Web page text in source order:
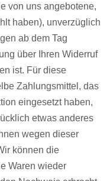
von uns angebotene,
haben), unverzüglich
ab dem Tag
über Ihren Widerruf
ist. Für diese
Zahlungsmittel, das
eingesetzt haben,
etwas anderes
wegen dieser
können die
Waren wieder